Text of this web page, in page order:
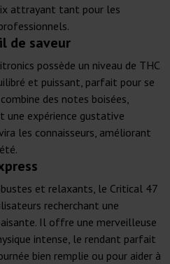
attrayant tant pour les
de saveur
possède un niveau de THC
et puissant, parfait pour se
des notes boisées,
une expérience gustative
les connaisseurs, améliorant
et relaxants, le Critical 47
recherchant une
Il offre une merveilleuse
intense, le rendant parfait
bien remplie ou pour aider à